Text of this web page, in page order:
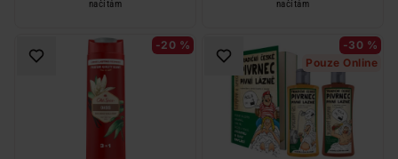
načítám načítám
-20 %
-30 %
Pouze Online